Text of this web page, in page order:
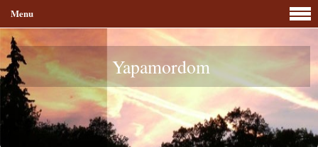
Yapamordom
Menu